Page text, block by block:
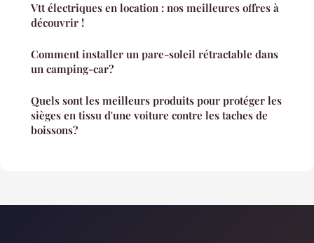
Vtt électriques en location : nos meilleures offres à
découvrir !
Comment installer un pare-soleil rétractable dans
un camping-car?
Quels sont les meilleurs produits pour protéger les
sièges en tissu d'une voiture contre les taches de
boissons?